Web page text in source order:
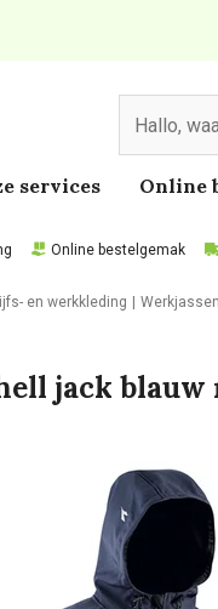
services Online
Online bestelgemak
en werkkleding Werkjassen
jack blauw